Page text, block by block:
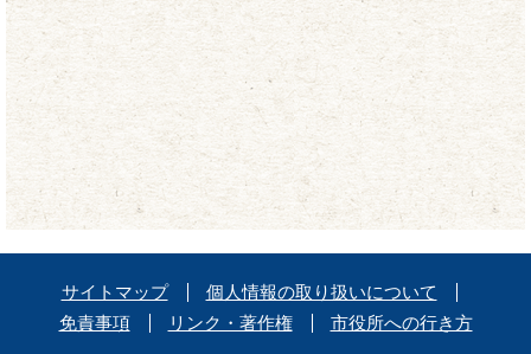
サイトマップ
個人情報の取り扱いについて
免責事項
リンク・著作権 市役所への行き方